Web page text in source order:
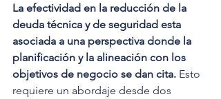
La efectividad en la reducción de la
deuda técnica y de seguridad esta
asociada a una perspectiva donde la
planificación y la alineación con los
objetivos de negocio se dan cita. Esto
requiere un abordaje desde dos